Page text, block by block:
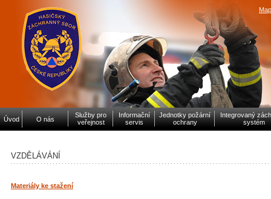
Úvod O nás
Služby pro
veřejnost
Informační
servis
Jednotky požární
ochrany
Integrovaný
systém
VZDĚLÁVÁNÍ
Materiály ke stažení